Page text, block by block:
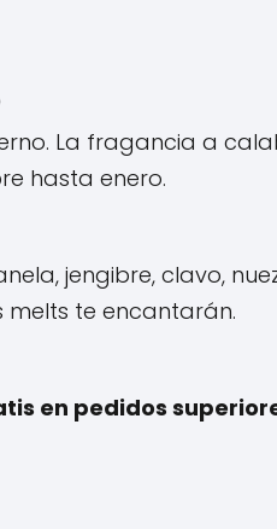
La fragancia a
hasta enero.
jengibre, clavo,
te encantarán.
en pedidos